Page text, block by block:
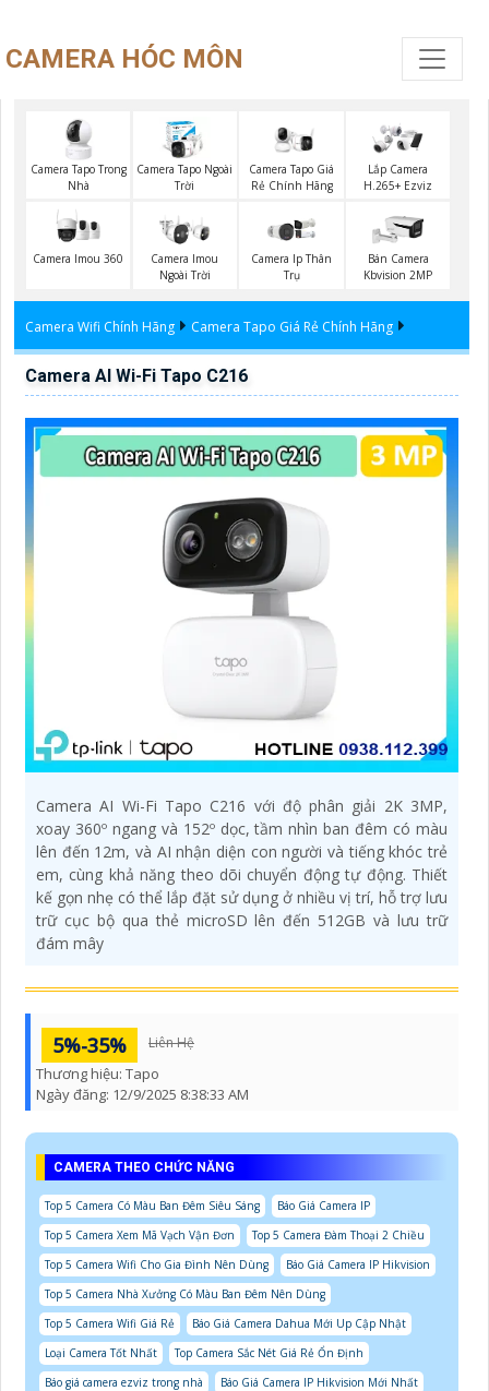
CAMERA HÓC MÔN
Camera Tapo Trong
Nhà
Camera Tapo Ngoài
Trời
Camera Tapo Giá
Rẻ Chính Hãng
Lắp Camera
H.265+ Ezviz
Camera Imou 360
Camera Imou
Ngoài Trời
Camera Ip Thân
Trụ
Bán Camera
Kbvision 2MP
Camera Wifi Chính Hãng Camera Tapo Giá Rẻ Chính Hãng
Camera AI Wi-Fi Tapo C216
Camera AI Wi-Fi Tapo C216 với độ phân giải 2K 3MP,
xoay 360º ngang và 152º dọc, tầm nhìn ban đêm có màu
lên đến 12m, và AI nhận diện con người và tiếng khóc trẻ
em, cùng khả năng theo dõi chuyển động tự động. Thiết
kế gọn nhẹ có thể lắp đặt sử dụng ở nhiều vị trí, hỗ trợ lưu
trữ cục bộ qua thẻ microSD lên đến 512GB và lưu trữ
đám mây
5%-35% Liên Hệ
Thương hiệu: Tapo
Ngày đăng: 12/9/2025 8:38:33 AM
CAMERA THEO CHỨC NĂNG
Top 5 Camera Có Màu Ban Đêm Siêu Sáng
Báo Giá Camera IP
Top 5 Camera Xem Mã Vạch Vận Đơn
Top 5 Camera Đàm Thoại 2 Chiều
Top 5 Camera Wifi Cho Gia Đình Nên Dùng
Báo Giá Camera IP Hikvision
Top 5 Camera Nhà Xưởng Có Màu Ban Đêm Nên Dùng
Top 5 Camera Wifi Giá Rẻ
Báo Giá Camera Dahua Mới Up Cập Nhật
Loại Camera Tốt Nhất
Top Camera Sắc Nét Giá Rẻ Ổn Định
Báo giá camera ezviz trong nhà
Báo Giá Camera IP Hikvision Mới Nhất